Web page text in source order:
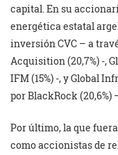
capital. En su
energética estatal
inversión CVC – a
Acquisition (20,7%) -,
IFM (15%) -, y Global
por BlackRock (20,6%)
Por último, la que
como accionistas de